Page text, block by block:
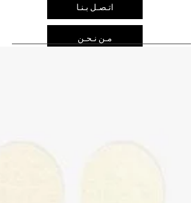
اتـصـل بـنـا
مـن نـحـن